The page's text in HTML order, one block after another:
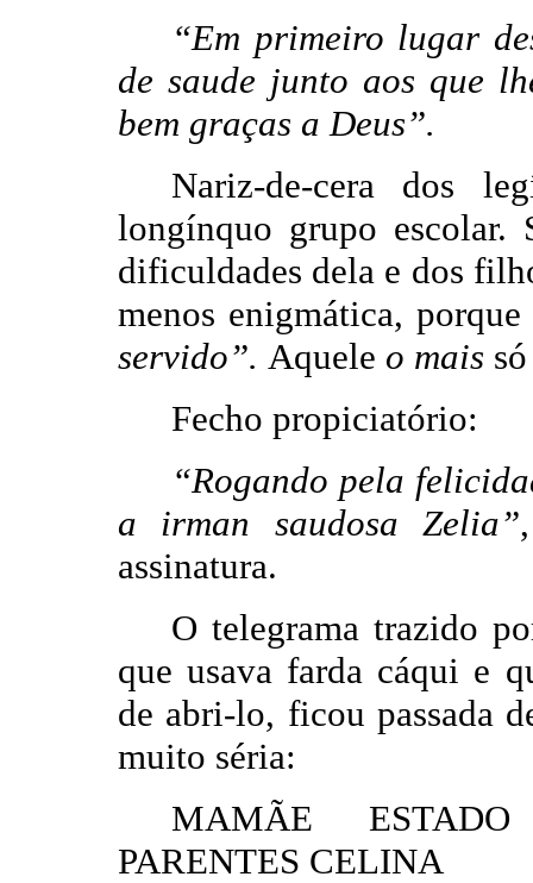
“Em primeiro lugar
de saude junto aos que
bem graças a Deus”.
Nariz-de-cera dos
longínquo grupo escolar.
dificuldades dela e dos
menos enigmática,
servido”. Aquele o mais
Fecho propiciatório:
“Rogando pela
a irman saudosa Zelia”
assinatura.
O telegrama trazido
que usava farda cáqui e
de abri-lo, ficou passada
muito séria:
MAMÃE
PARENTES CELINA